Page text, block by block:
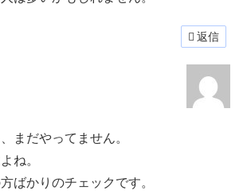
返信
まだやってません。
ね。
ばかりのチェックです。